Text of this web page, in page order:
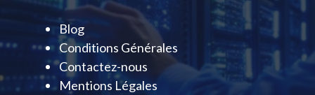
Blog
Conditions Générales
Contactez-nous
Mentions Légales